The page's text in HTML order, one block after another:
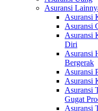
Asuransi
Asuransi
Asuransi
Asuransi
Diri
Asuransi
Bergerak
Asuransi
Asuransi
Asuransi
Gugat
Asuransi